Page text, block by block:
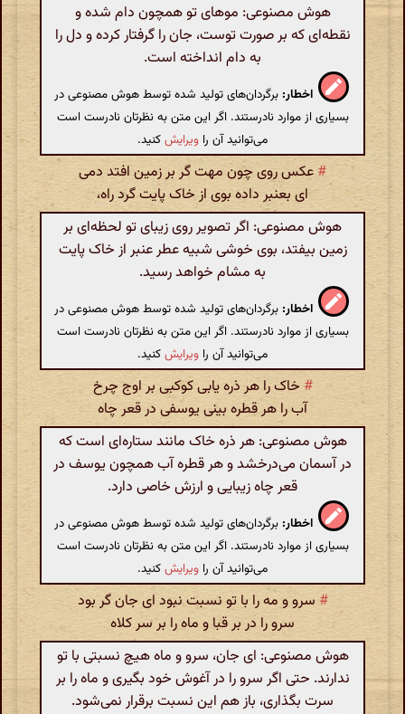
هوش مصنوعی: موهای تو همچون دام شده و
نقطه‌ای که بر صورت توست، جان را گرفتار کرده و دل را
به دام انداخته است.
اخطار: برگردان‌های تولید شده توسط هوش مصنوعی در
بسیاری از موارد نادرستند. اگر این متن به نظرتان نادرست است
می‌توانید آن را ویرایشکنید.
# عکس روی چون مهت گر بر زمین افتد دمی
ای بعنبر داده بوی از خاک پایت گرد راه،
هوش مصنوعی: اگر تصویر روی زیبای تو لحظه‌ای بر
زمین بیفتد، بوی خوشی شبیه عطر عنبر از خاک پایت
به مشام خواهد رسید.
اخطار: برگردان‌های تولید شده توسط هوش مصنوعی در
بسیاری از موارد نادرستند. اگر این متن به نظرتان نادرست است
می‌توانید آن را ویرایشکنید.
# خاک را هر ذره یابی کوکبی بر اوج چرخ
آب را هر قطره بینی یوسفی در قعر چاه
هوش مصنوعی: هر ذره خاک مانند ستاره‌ای است که
در آسمان می‌درخشد و هر قطره آب همچون یوسف در
قعر چاه زیبایی و ارزش خاصی دارد.
اخطار: برگردان‌های تولید شده توسط هوش مصنوعی در
بسیاری از موارد نادرستند. اگر این متن به نظرتان نادرست است
می‌توانید آن را ویرایشکنید.
# سرو و مه را با تو نسبت نبود ای جان گر بود
سرو را در بر قبا و ماه را بر سر کلاه
هوش مصنوعی: ای جان، سرو و ماه هیچ نسبتی با تو
ندارند. حتی اگر سرو را در آغوش خود بگیری و ماه را بر
سرت بگذاری، باز هم این نسبت برقرار نمی‌شود.